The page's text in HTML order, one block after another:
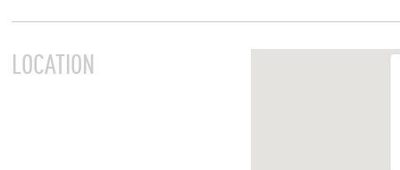
LOCATION